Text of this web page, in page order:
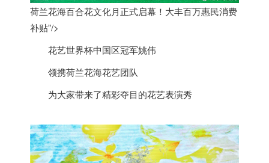
荷兰花海百合花文化月正式启幕！大丰百万惠民消费
补贴”/>
花艺世界杯中国区冠军姚伟
领携荷兰花海花艺团队
为大家带来了精彩夺目的花艺表演秀